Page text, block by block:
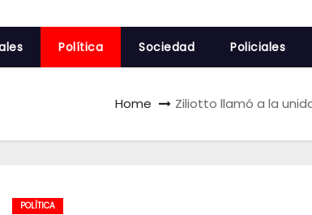
Política Sociedad Policiales
Home Ziliotto llamó a la
POLÍTICA